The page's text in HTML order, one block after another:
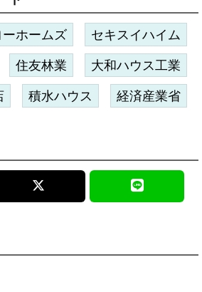
ホームズ セキスイハイム
住友林業 大和ハウス工業
積水ハウス 経済産業省